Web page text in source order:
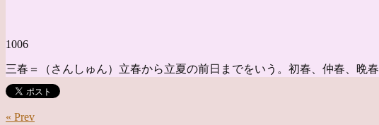
1006
三春＝（さんしゅん）立春から立夏の前日までをいう。初春、仲春、晩春
« Prev